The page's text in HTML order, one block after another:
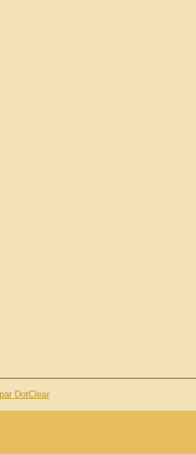
DotClear